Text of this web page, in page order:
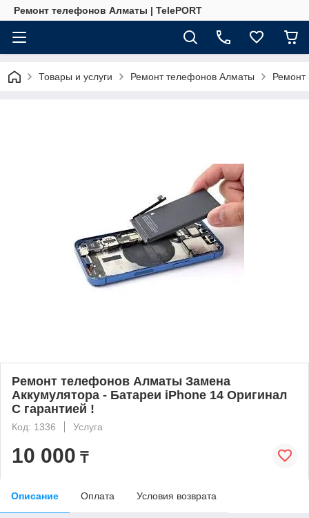
Ремонт телефонов Алматы | TelePORT
Товары и услуги Ремонт телефонов Алматы Ремонт
Ремонт телефонов Алматы Замена
Аккумулятора - Батареи iPhone 14 Оригинал
С гарантией !
Код: 1336 Услуга
10 000 ₸
Описание Оплата Условия возврата